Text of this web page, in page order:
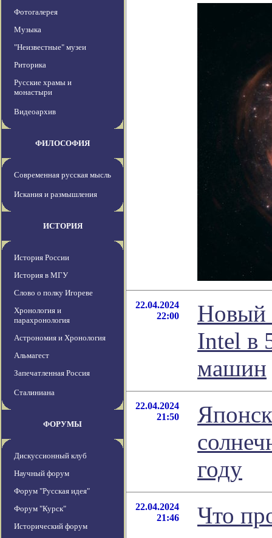
Фотогалерея
Музыка
"Неизвестные" музеи
Риторика
Русские храмы и
монастыри
Видеоархив
ФИЛОСОФИЯ
Современная русская мысль
Искания и размышления
ИСТОРИЯ
История России
История в МГУ
Слово о полку Игореве
Хронология и
парахронология
Астрономия и Хронология
Альмагест
Запечатленная Россия
Сталиниана
ФОРУМЫ
Дискуссионный клуб
Научный форум
Форум "Русская идея"
Форум "Курск"
Исторический форум
22.04.2024
22:00
Новый
Intel в
машин
22.04.2024
21:50
году
22.04.2024
21:46
Что